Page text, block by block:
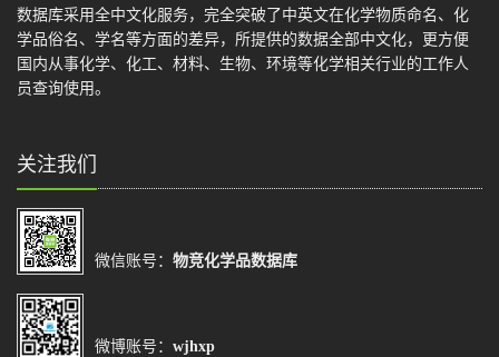
数据库采用全中文化服务，完全突破了中英文在化学物质命名、化
学品俗名、学名等方面的差异，所提供的数据全部中文化，更方便
国内从事化学、化工、材料、生物、环境等化学相关行业的工作人
员查询使用。
关注我们
微信账号： 物竞化学品数据库
微博账号： wjhxp